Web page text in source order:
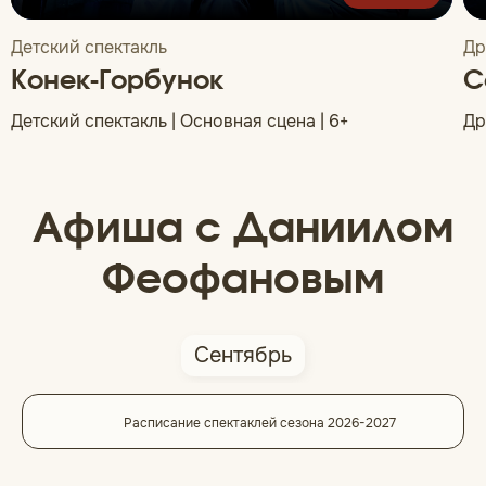
Детский спектакль
Конек-Горбунок
Детский спектакль | Основная сцена | 6+
Афиша с Даниилом
Феофановым
Сентябрь
Расписание спектаклей сезона 2026-2027